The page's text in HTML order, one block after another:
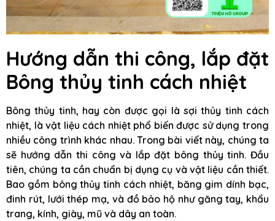
Hướng dẫn thi công, lắp đặt
Bông thủy tinh cách nhiệt
Bông thủy tinh, hay còn được gọi là sợi thủy tinh cách
nhiệt, là vật liệu cách nhiệt phổ biến được sử dụng trong
nhiều công trình khác nhau. Trong bài viết này, chúng ta
sẽ hướng dẫn thi công và lắp đặt bông thủy tinh. Đầu
tiên, chúng ta cần chuẩn bị dụng cụ và vật liệu cần thiết.
Bao gồm bông thủy tinh cách nhiệt, băng gim dính bạc,
đinh rút, lưới thép mạ, và đồ bảo hộ như găng tay, khẩu
trang, kính, giày, mũ và dây an toàn.